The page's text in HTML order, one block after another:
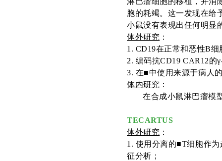
胞的耗竭。这一发现在给
小鼠没有表现出任何明显
体外研究 ：
1. CD19在正常和恶性B细
2. 编码抗CD19 CAR12的
3. 在■中使用来源于病人
体内研究 ：
在合成小鼠淋巴瘤模
TECARTUS
体外研究 ：
1 . 使用分离的■T细胞作为
征分析；